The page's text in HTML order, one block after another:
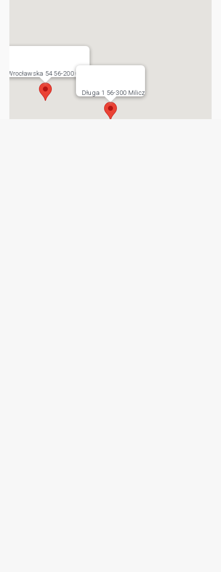
Długa 1 56-300 Milicz
Wrocławska 54 56-200 Góra